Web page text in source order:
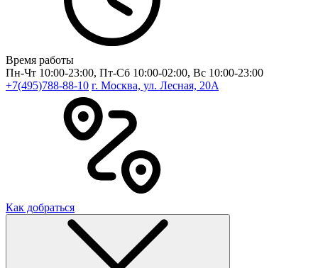
Время работы
Пн-Чт 10:00-23:00, Пт-Сб 10:00-02:00, Вс 10:00-23:00
+7(495)788-88-10 г. Москва, ул. Лесная, 20A
Как добраться